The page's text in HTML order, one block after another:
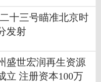
十三号瞄准北京时
发射
盛世宏润再生资源
立 注册资本100万